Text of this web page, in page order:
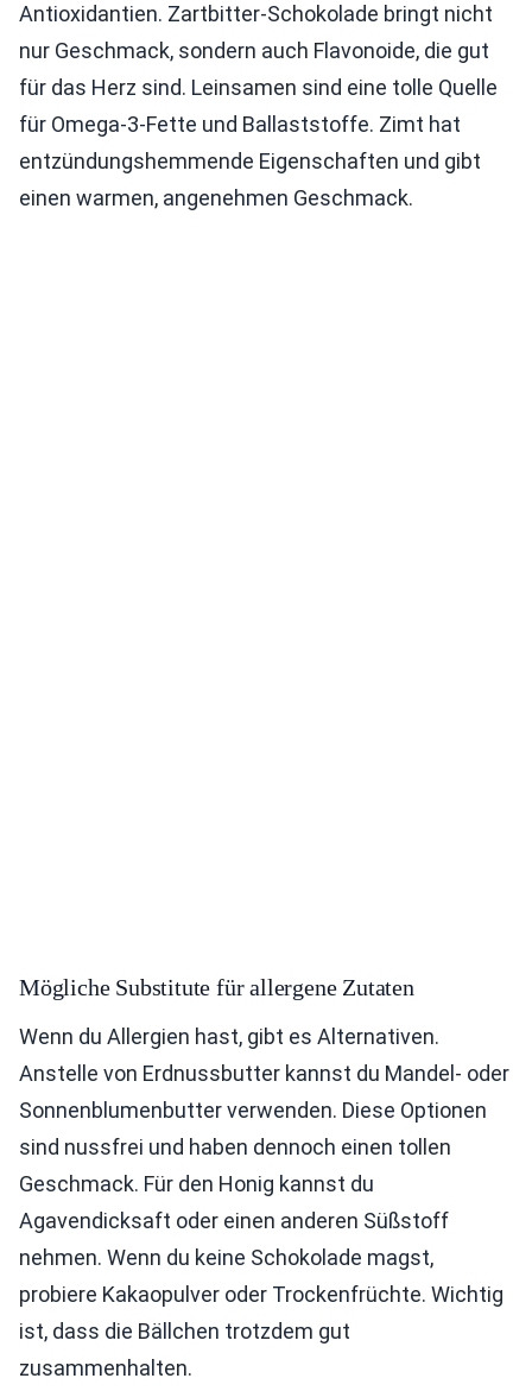
Antioxidantien. Zartbitter-Schokolade bringt nicht
nur Geschmack, sondern auch Flavonoide, die gut
für das Herz sind. Leinsamen sind eine tolle Quelle
für Omega-3-Fette und Ballaststoffe. Zimt hat
entzündungshemmende Eigenschaften und gibt
einen warmen, angenehmen Geschmack.
Mögliche Substitute für allergene Zutaten
Wenn du Allergien hast, gibt es Alternativen.
Anstelle von Erdnussbutter kannst du Mandel- oder
Sonnenblumenbutter verwenden. Diese Optionen
sind nussfrei und haben dennoch einen tollen
Geschmack. Für den Honig kannst du
Agavendicksaft oder einen anderen Süßstoff
nehmen. Wenn du keine Schokolade magst,
probiere Kakaopulver oder Trockenfrüchte. Wichtig
ist, dass die Bällchen trotzdem gut
zusammenhalten.